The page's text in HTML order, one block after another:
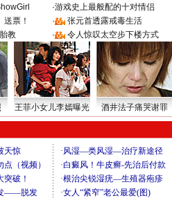
·游戏史上最般配的十对情侣
送票！ ·
张元首透露戒毒生活
教 · 令人惊叹太空步下楼方式
王菲小女儿李嫣曝光 酒井法子痛哭谢罪